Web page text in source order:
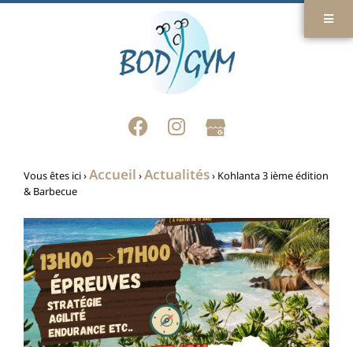
Vous êtes ici ›Accueil ›Actualités› Kohlanta 3 ième édition
& Barbecue